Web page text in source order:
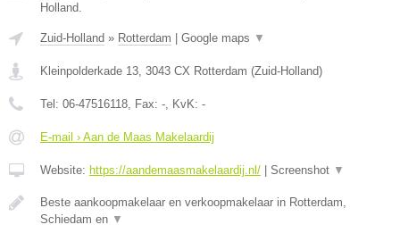
Holland.
Zuid-Holland » Rotterdam Google maps ▼
Kleinpolderkade 13, 3043 CX Rotterdam (Zuid-Holland)
Tel: 06-47516118, Fax: -, KvK: -
E-mail › Aan de Maas Makelaardij
Website: https://aandemaasmakelaardij.nl/ Screenshot ▼
Beste aankoopmakelaar en verkoopmakelaar in Rotterdam,
Schiedam en ▼